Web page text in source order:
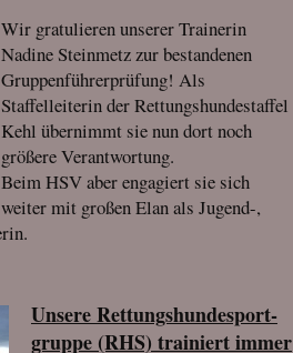
Wir gratulieren unserer Trainerin
Nadine Steinmetz zur bestandenen
Gruppenführerprüfung! Als
Staffelleiterin der Rettungshundestaffel
Kehl übernimmt sie nun dort noch
größere Verantwortung.
Beim HSV aber engagiert sie sich
weiter mit großen Elan als Jugend-,
Unsere Rettungshundesport-
gruppe (RHS) trainiert immer